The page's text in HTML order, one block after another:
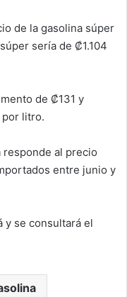
de la gasolina súper
sería de ₡1.104
de ₡131 y
por litro.
responde al precio
entre junio y
y se consultará el